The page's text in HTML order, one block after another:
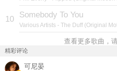
10 Somebody To You
Various Artists - The Duff (Original
查看更多歌曲，
精彩评论
可尼晏